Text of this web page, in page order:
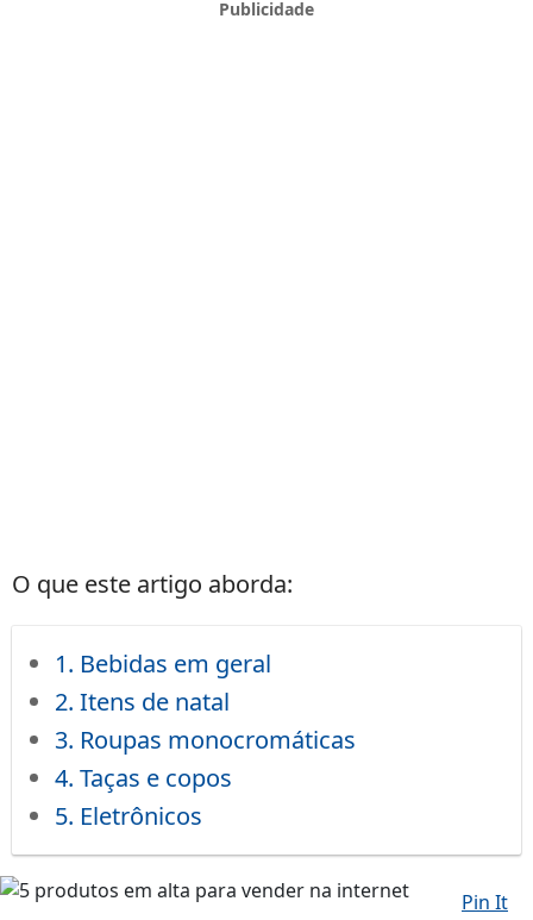
O que este artigo aborda:
1. Bebidas em geral
2. Itens de natal
3. Roupas monocromáticas
4. Taças e copos
5. Eletrônicos
Pin It